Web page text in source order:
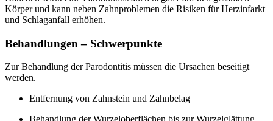
Körper und kann neben Zahnproblemen die Risiken für Herzinfarkt
und Schlaganfall erhöhen.
Behandlungen – Schwerpunkte
Zur Behandlung der Parodontitis müssen die Ursachen beseitigt
werden.
Entfernung von Zahnstein und Zahnbelag